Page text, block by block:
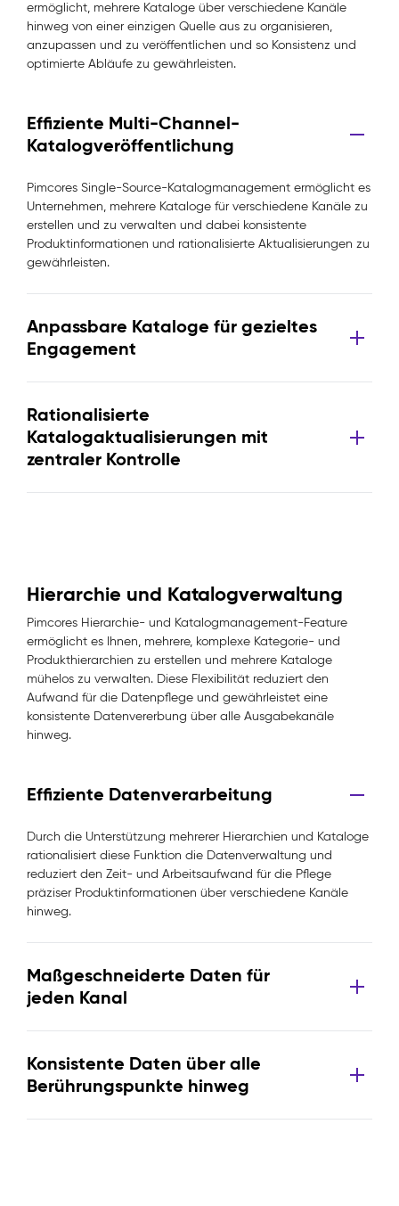
ermöglicht, mehrere Kataloge über verschiedene Kanäle
hinweg von einer einzigen Quelle aus zu organisieren,
anzupassen und zu veröffentlichen und so Konsistenz und
optimierte Abläufe zu gewährleisten.
Effiziente Multi-Channel-
Katalogveröffentlichung
Pimcores Single-Source-Katalogmanagement ermöglicht es
Unternehmen, mehrere Kataloge für verschiedene Kanäle zu
erstellen und zu verwalten und dabei konsistente
Produktinformationen und rationalisierte Aktualisierungen zu
gewährleisten.
Anpassbare Kataloge für gezieltes
Engagement
Rationalisierte
Katalogaktualisierungen mit
zentraler Kontrolle
Hierarchie und Katalogverwaltung
Pimcores Hierarchie- und Katalogmanagement-Feature
ermöglicht es Ihnen, mehrere, komplexe Kategorie- und
Produkthierarchien zu erstellen und mehrere Kataloge
mühelos zu verwalten. Diese Flexibilität reduziert den
Aufwand für die Datenpflege und gewährleistet eine
konsistente Datenvererbung über alle Ausgabekanäle
hinweg.
Effiziente Datenverarbeitung
Durch die Unterstützung mehrerer Hierarchien und Kataloge
rationalisiert diese Funktion die Datenverwaltung und
reduziert den Zeit- und Arbeitsaufwand für die Pflege
präziser Produktinformationen über verschiedene Kanäle
hinweg.
Maßgeschneiderte Daten für
jeden Kanal
Konsistente Daten über alle
Berührungspunkte hinweg